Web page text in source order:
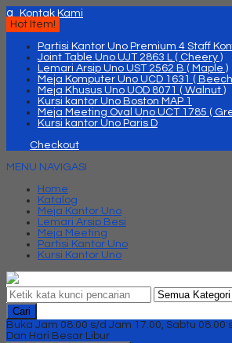
q
Kontak Kami
Hot Item!
Partisi Kantor Uno Premium 4 Staff
Joint Table Uno UJT 2863 L ( Cheery )
Lemari Arsip Uno UST 2562 B ( Maple )
Meja Komputer Uno UCD 1631 (
Meja Khusus Uno UOD 8071 ( Walnut )
Kursi kantor Uno Boston MAP 1
Meja Meeting Oval Uno UCT 1785 (
Kursi kantor Uno Paris D
Checkout
MENU NAVIGASI
Home
Katalog
Meja Kantor Uno
Lemari Arsip Besi
Meja Meeting
Partisi Kantor Uno
Kursi Kantor Uno
Cari
Buka Jam 08.00 s/d Jam 17.00, Sabtu 08.00
Dan Hari Besar Libur